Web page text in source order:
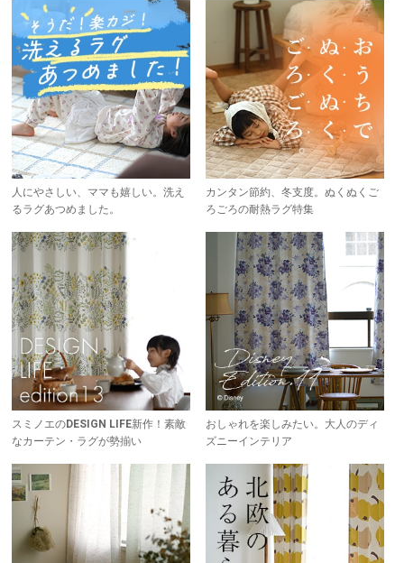
人にやさしい、ママも嬉しい。洗え
るラグあつめました。
カンタン節約、冬支度。ぬくぬくご
ろごろの耐熱ラグ特集
スミノエのDESIGN LIFE新作！素敵
なカーテン・ラグが勢揃い
おしゃれを楽しみたい。大人のディ
ズニーインテリア